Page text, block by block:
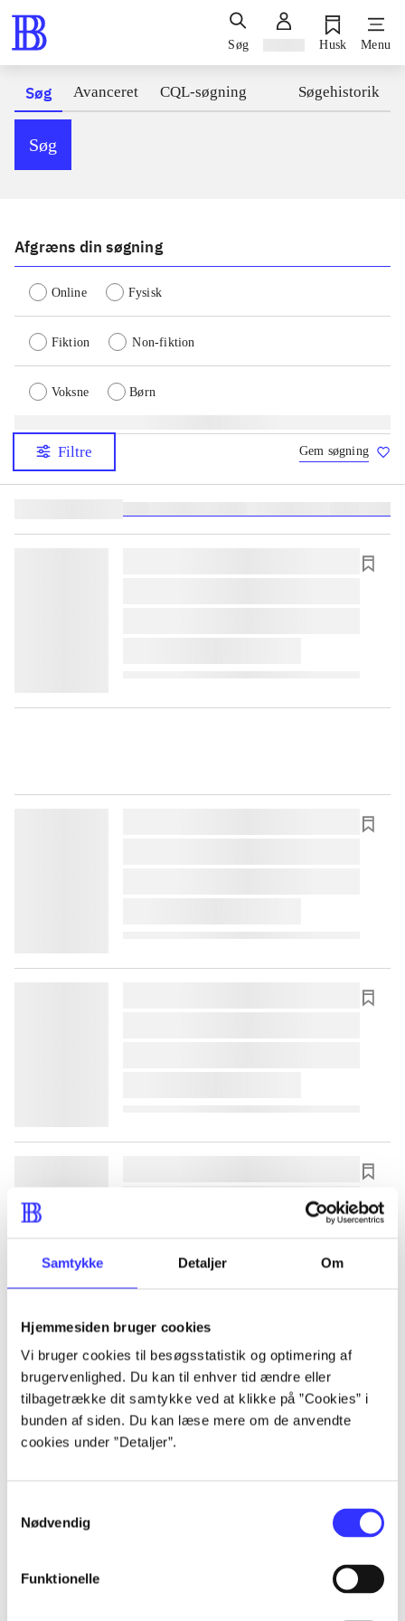
Samtykke Detaljer Om
Hjemmesiden bruger cookies
Vi bruger cookies til besøgsstatistik og optimering af
brugervenlighed. Du kan til enhver tid ændre eller
tilbagetrække dit samtykke ved at klikke på ”Cookies” i
bunden af siden. Du kan læse mere om de anvendte
cookies under ”Detaljer”.
Nødvendig
Funktionelle
Søg Husk Menu
Søg Avanceret CQL-søgning Søgehistorik
Søg
Afgræns din søgning
Online Fysisk
Fiktion Non-fiktion
Voksne Børn
Filtre Gem søgning
lorem ipsum dolor sit amet ...
lorem ipsum dolor sit amet ...
lorem ipsum dolor sit amet ...
lorem ipsum dolor sit amet ...
lorem ipsum dolor sit amet ...
lorem ipsum dolor sit amet ...
lorem ipsum dolor sit amet ...
lorem ipsum dolor sit amet ...
lorem ipsum dolor sit amet ...
lorem ipsum dolor sit amet ...
lorem ipsum dolor sit amet ...
lorem ipsum dolor sit amet ...
lorem ipsum dolor sit amet ...